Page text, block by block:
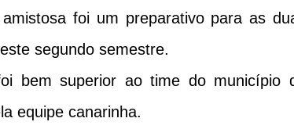
foi um preparativo para as
segundo semestre.
bem superior ao time do município
equipe canarinha.